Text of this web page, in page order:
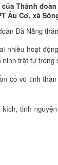
Thành
Âu Cơ, xã
nhiều hoạt
trật tự trong
cổ vũ tinh
tình